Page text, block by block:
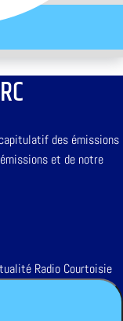
des émissions
et de notre
Radio Courtoisie